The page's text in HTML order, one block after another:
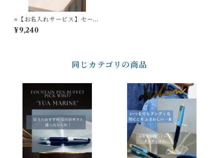
⭐️【お名入れサービス】セーラ
ー万年筆 四季織万年筆
「月夜の水面」シリーズ
（ナチュラル）セット
¥9,240
同じカテゴリの商品